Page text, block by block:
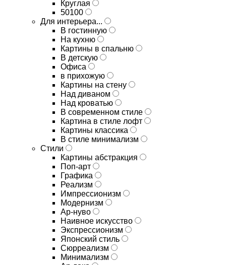
Круглая
50100
Для интерьера...
В гостинную
На кухню
Картины в спальню
В детскую
Офиса
в прихожую
Картины на стену
Над диваном
Над кроватью
В современном стиле
Картина в стиле лофт
Картины классика
В стиле минимализм
Стили
Картины абстракция
Поп-арт
Графика
Реализм
Импрессионизм
Модернизм
Ар-нуво
Наивное искусство
Экспрессионизм
Японский стиль
Сюрреализм
Минимализм